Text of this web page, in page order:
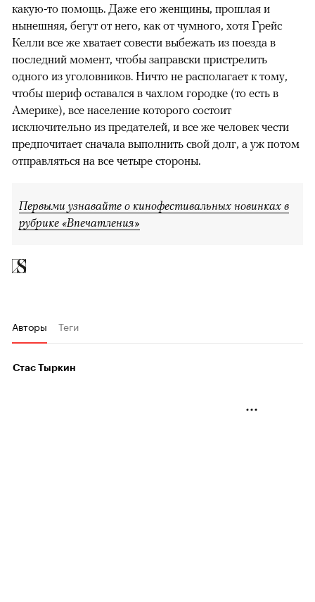
какую-то помощь. Даже его женщины, прошлая и
нынешняя, бегут от него, как от чумного, хотя Грейс
Келли все же хватает совести выбежать из поезда в
последний момент, чтобы заправски пристрелить
одного из уголовников. Ничто не располагает к тому,
чтобы шериф оставался в чахлом городке (то есть в
Америке), все население которого состоит
исключительно из предателей, и все же человек чести
предпочитает сначала выполнить свой долг, а уж потом
отправляться на все четыре стороны.
Первыми узнавайте о кинофестивальных новинках в
рубрике «Впечатления»
Авторы Теги
Стас Тыркин